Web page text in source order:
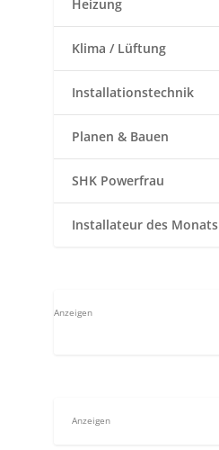
Heizung
Klima / Lüftung
Installationstechnik
Planen & Bauen
SHK Powerfrau
Installateur des Monats
Anzeigen
Anzeigen